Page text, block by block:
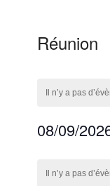
Réunion
Il n’y a pas
08/09/
date.Il n’y a pas